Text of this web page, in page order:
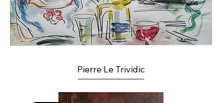
Pierre Le Trividic